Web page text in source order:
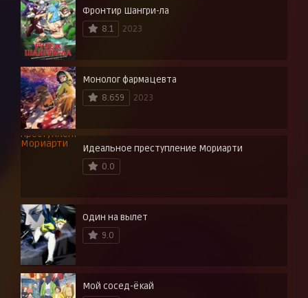
Фронтир Шангри-ла
8.1
2023
Монолог фармацевта
8.659
2023
Идеальное преступление Мориарти
0.0
Один на вылет
9.0
Мой сосед-ёкай